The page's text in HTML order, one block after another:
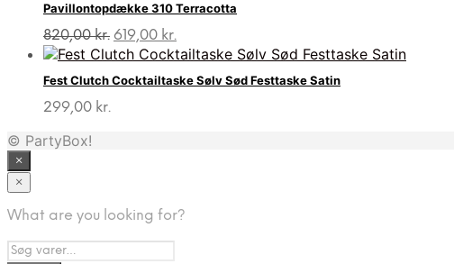
Pavillontopdække 310 Terracotta
820,00kr. Den
oprindelige
var:
619,00 kr.
aktuelle
er:
Fest Clutch Cocktailtaske Sølv Sød Festtaske Satin
299,00 kr.
© PartyBox!
×
×
What are you looking for?